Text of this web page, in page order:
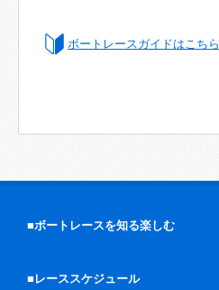
ボートレースガイドはこちら
■ボートレースを知る楽しむ
■レーススケジュール